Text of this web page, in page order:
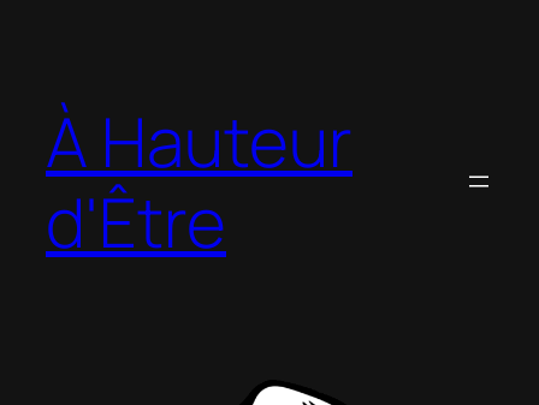
À Hauteur
d'Être